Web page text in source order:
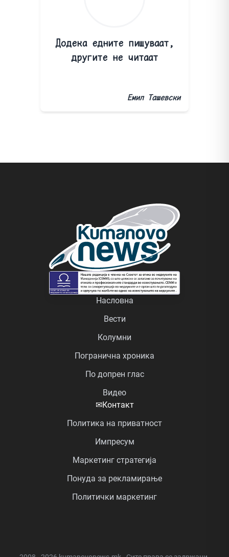
Додека едните пишуваат,
другите не читаат
Емил Ташевски
Насловна
Вести
Колумни
Погранична хроника
По допрен глас
Видео
✉Контакт
Политика на приватност
Импресум
Маркетинг стратегија
Понуда за рекламирање
Политички маркетинг